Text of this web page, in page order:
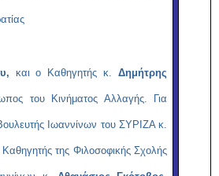
και ο Καθηγητής κ.Δημήτρης
του Κινήματος Αλλαγής. Για
Ιωαννίνων του ΣΥΡΙΖΑ κ.
Καθηγητής της Φιλοσοφικής Σχολής